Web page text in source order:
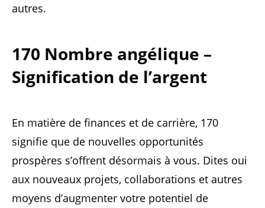
autres.
170 Nombre angélique –
Signification de l’argent
En matière de finances et de carrière, 170
signifie que de nouvelles opportunités
prospères s’offrent désormais à vous. Dites oui
aux nouveaux projets, collaborations et autres
moyens d’augmenter votre potentiel de